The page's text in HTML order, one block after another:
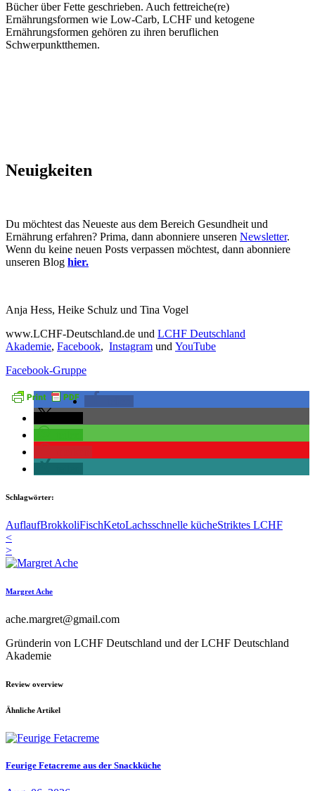
Bücher über Fette geschrieben. Auch fettreiche(re)
Ernährungsformen wie Low-Carb, LCHF und ketogene
Ernährungsformen gehören zu ihren beruflichen
Schwerpunktthemen.
Neuigkeiten
Du möchtest das Neueste aus dem Bereich Gesundheit und
Ernährung erfahren? Prima, dann abonniere unseren Newsletter.
Wenn du keine neuen Posts verpassen möchtest, dann abonniere
unseren Blog hier.
Anja Hess, Heike Schulz und Tina Vogel
www.LCHF-Deutschland.de und LCHF Deutschland
Akademie, Facebook, Instagram und YouTube
Facebook-Gruppe
Schlagwörter:
AuflaufBrokkoliFischKetoLachsschnelle kücheStriktes LCHF
<
>
Margret Ache
ache.margret@gmail.com
Gründerin von LCHF Deutschland und der LCHF Deutschland
Akademie
Review overview
Ähnliche Artikel
Feurige Fetacreme aus der Snackküche